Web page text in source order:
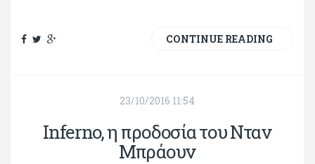
CONTINUE READING
23/10/2016 11:54
Inferno, η προδοσία του Νταν
Μπράουν